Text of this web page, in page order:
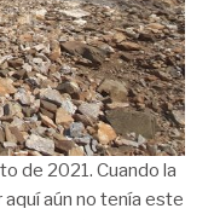
de 2021. Cuando la
aún no tenía este